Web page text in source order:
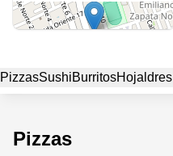
PizzasSushiBurritosHojaldres
Pizzas